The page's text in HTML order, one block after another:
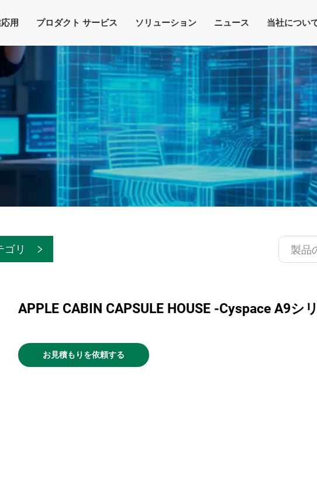
用 プロダクト サービス ソリューション ニュース 当社につい
ゴリ
APPLE CABIN CAPSULE HOUSE -Cyspace A9シ
お見積もりを依頼する